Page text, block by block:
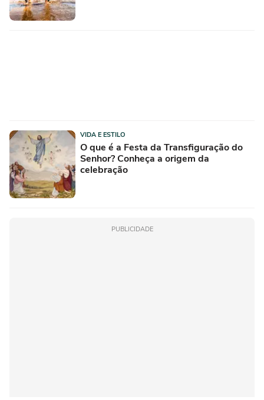
VIDA E ESTILO
O que é a Festa da Transfiguração do
Senhor? Conheça a origem da
celebração
PUBLICIDADE